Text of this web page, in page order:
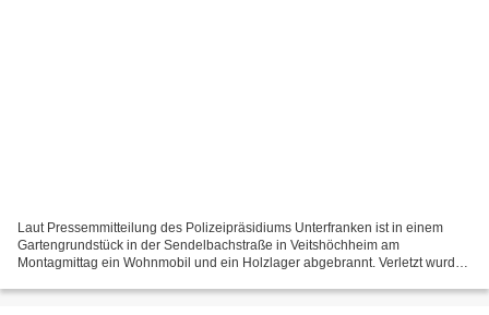
Laut Pressemmitteilung des Polizeipräsidiums Unterfranken ist in einem
Gartengrundstück in der Sendelbachstraße in Veitshöchheim am
Montagmittag ein Wohnmobil und ein Holzlager abgebrannt. Verletzt wurde